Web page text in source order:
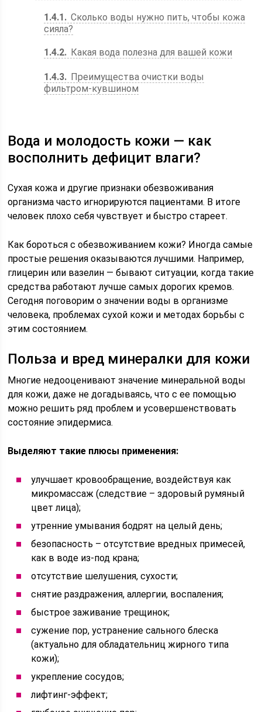
1.4.1
Сколько воды нужно пить, чтобы кожа
сияла?
1.4.2 Какая вода полезна для вашей кожи
1.4.3
Преимущества очистки воды
фильтром-кувшином
Вода и молодость кожи — как
восполнить дефицит влаги?
Сухая кожа и другие признаки обезвоживания
организма часто игнорируются пациентами. В итоге
человек плохо себя чувствует и быстро стареет.
Как бороться с обезвоживанием кожи? Иногда самые
простые решения оказываются лучшими. Например,
глицерин или вазелин — бывают ситуации, когда такие
средства работают лучше самых дорогих кремов.
Сегодня поговорим о значении воды в организме
человека, проблемах сухой кожи и методах борьбы с
этим состоянием.
Польза и вред минералки для кожи
Многие недооценивают значение минеральной воды
для кожи, даже не догадываясь, что с ее помощью
можно решить ряд проблем и усовершенствовать
состояние эпидермиса.
Выделяют такие плюсы применения:
улучшает кровообращение, воздействуя как
микромассаж (следствие – здоровый румяный
цвет лица);
утренние умывания бодрят на целый день;
безопасность – отсутствие вредных примесей,
как в воде из-под крана;
отсутствие шелушения, сухости;
снятие раздражения, аллергии, воспаления;
быстрое заживание трещинок;
сужение пор, устранение сального блеска
(актуально для обладательниц жирного типа
кожи);
укрепление сосудов;
лифтинг-эффект;